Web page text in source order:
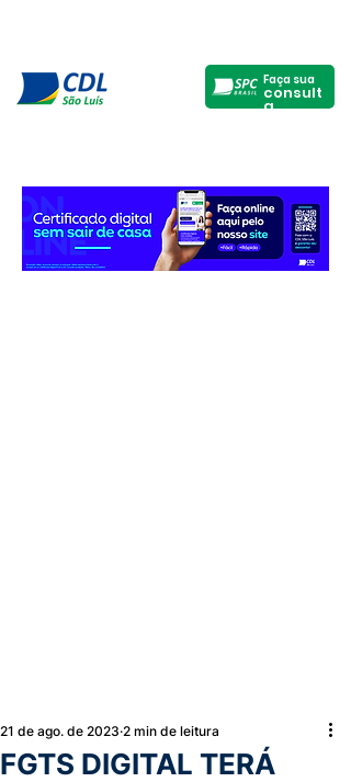
Faça sua
consult
a
FGTS DIGITAL TERÁ
21 de ago. de 2023 2 min de leitura